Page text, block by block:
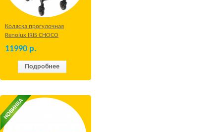
Коляска прогулочная
Renolux IRIS CHOCO
11990 р.
Подробнее